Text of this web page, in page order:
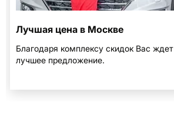
Лучшая цена в Москве
Благодаря комплексу скидок Вас ждет
лучшее предложение.